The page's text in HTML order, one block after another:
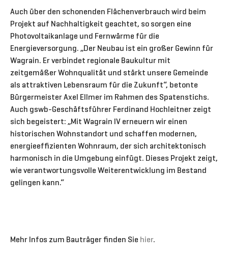
Auch über den schonenden Flächenverbrauch wird beim
Projekt auf Nachhaltigkeit geachtet, so sorgen eine
Photovoltaikanlage und Fernwärme für die
Energieversorgung. „Der Neubau ist ein großer Gewinn für
Wagrain. Er verbindet regionale Baukultur mit
zeitgemäßer Wohnqualität und stärkt unsere Gemeinde
als attraktiven Lebensraum für die Zukunft“, betonte
Bürgermeister Axel Ellmer im Rahmen des Spatenstichs.
Auch gswb-Geschäftsführer Ferdinand Hochleitner zeigt
sich begeistert: „Mit Wagrain IV erneuern wir einen
historischen Wohnstandort und schaffen modernen,
energieeffizienten Wohnraum, der sich architektonisch
harmonisch in die Umgebung einfügt. Dieses Projekt zeigt,
wie verantwortungsvolle Weiterentwicklung im Bestand
gelingen kann.“
Mehr Infos zum Bauträger finden Sie hier.